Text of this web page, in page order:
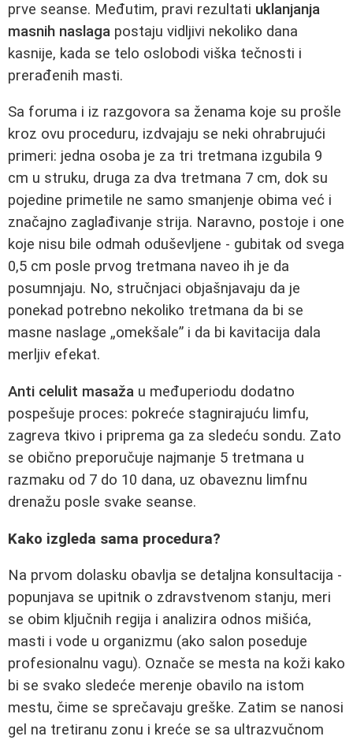
prve seanse. Međutim, pravi rezultati uklanjanja
masnih naslaga postaju vidljivi nekoliko dana
kasnije, kada se telo oslobodi viška tečnosti i
prerađenih masti.
Sa foruma i iz razgovora sa ženama koje su prošle
kroz ovu proceduru, izdvajaju se neki ohrabrujući
primeri: jedna osoba je za tri tretmana izgubila 9
cm u struku, druga za dva tretmana 7 cm, dok su
pojedine primetile ne samo smanjenje obima već i
značajno zaglađivanje strija. Naravno, postoje i one
koje nisu bile odmah oduševljene - gubitak od svega
0,5 cm posle prvog tretmana naveo ih je da
posumnjaju. No, stručnjaci objašnjavaju da je
ponekad potrebno nekoliko tretmana da bi se
masne naslage „omekšale” i da bi kavitacija dala
merljiv efekat.
Anti celulit masaža u međuperiodu dodatno
pospešuje proces: pokreće stagnirajuću limfu,
zagreva tkivo i priprema ga za sledeću sondu. Zato
se obično preporučuje najmanje 5 tretmana u
razmaku od 7 do 10 dana, uz obaveznu limfnu
drenažu posle svake seanse.
Kako izgleda sama procedura?
Na prvom dolasku obavlja se detaljna konsultacija -
popunjava se upitnik o zdravstvenom stanju, meri
se obim ključnih regija i analizira odnos mišića,
masti i vode u organizmu (ako salon poseduje
profesionalnu vagu). Označe se mesta na koži kako
bi se svako sledeće merenje obavilo na istom
mestu, čime se sprečavaju greške. Zatim se nanosi
gel na tretiranu zonu i kreće se sa ultrazvučnom